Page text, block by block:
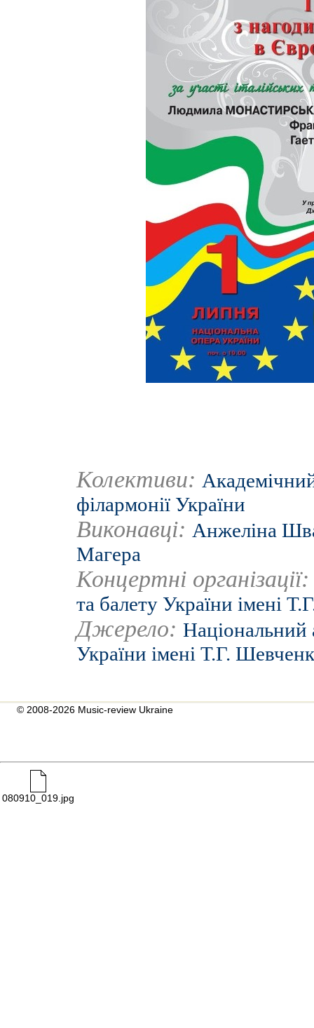
Колективи:
філармонії України
Виконавці: Анжеліна
Магера
Концертні
та балету України імені
Джерело: Національний
України імені Т.Г.
© 2008-2026 Music-review Ukraine
080910_019.jpg